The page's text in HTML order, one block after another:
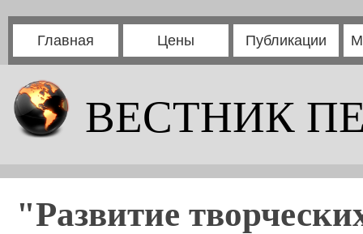
Главная Цены Публикации
ВЕСТНИК
"Развитие